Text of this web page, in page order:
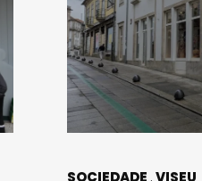
SOCIEDADE VISEU